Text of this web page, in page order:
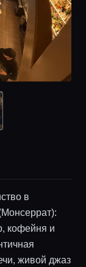
в
кофейня и
живой джаз